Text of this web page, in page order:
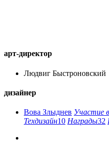
арт-директор
Людвиг Быстроновский
дизайнер
Вова Злыднев Участие
Техдизайн10 Награды32